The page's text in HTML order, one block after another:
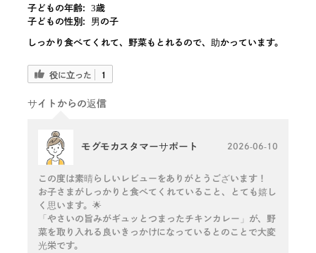
子どもの年齢:
3歳
子どもの性別:
男の子
しっかり食べてくれて、野菜もとれるので、助かっています。
役に立った 1
サイトからの返信
モグモカスタマーサポート 2026-06-10
この度は素晴らしいレビューをありがとうございます！
お子さまがしっかりと食べてくれていること、とても嬉し
く思います。🌟
「やさいの旨みがギュッとつまったチキンカレー」が、野
菜を取り入れる良いきっかけになっているとのことで大変
光栄です。